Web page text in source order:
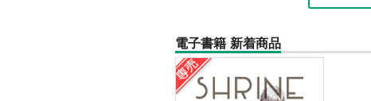
電子書籍 新着商品